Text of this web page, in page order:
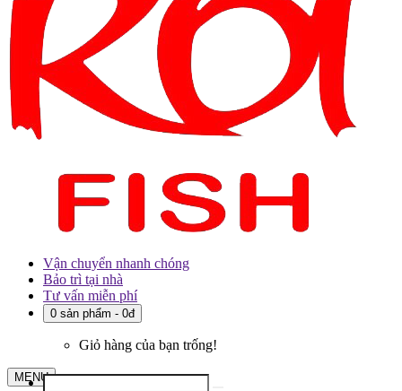
Vận chuyển nhanh chóng
Bảo trì tại nhà
Tư vấn miễn phí
0 sản phẩm - 0đ
Giỏ hàng của bạn trống!
MENU